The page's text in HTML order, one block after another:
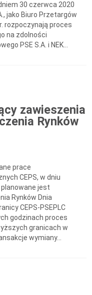
30 czerwca 2020
jako Biuro Przetargów
rozpoczynają proces
na zdolności
PSE S.A. i NEK...
zawieszenia
Rynków
prace
CEPS, w dniu
planowane jest
Rynków Dnia
CEPS-PSEPLC
godzinach proces
granicach w
wymiany...